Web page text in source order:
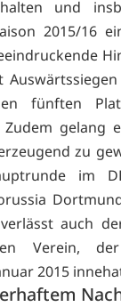
und
2015/16
fünften
gelang
zu
im
auch
Verein,
2015